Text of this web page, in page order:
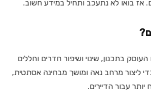
אז בואו לא נתעכב ותחיל במידע חשוב.
בתכנון, שינוי ושיפור חדרים וחללים
ליצור מרחב נאה ומושך מבחינה אסתטית,
יותר עבור הדיירים.